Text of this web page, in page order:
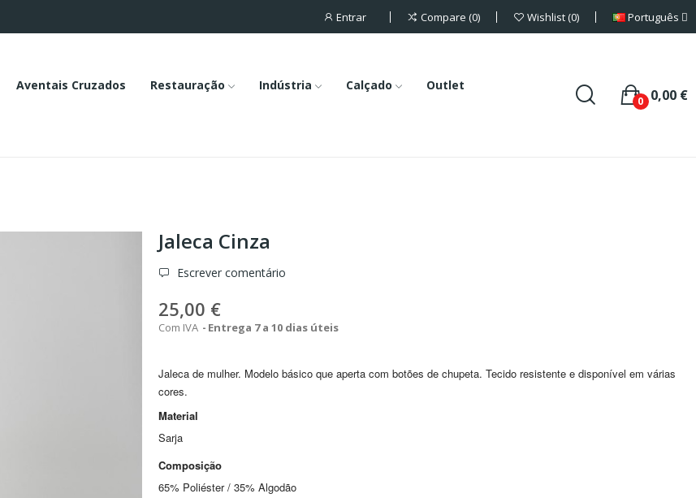
Entrar Compare 0 Wishlist 0 Português
Aventais Cruzados Restauração Indústria Calçado
Outlet
0,00 €
0
Jaleca Cinza
Escrever comentário
25,00 €
Com IVA Entrega 7 a 10 dias úteis
Jaleca de mulher. Modelo básico que aperta com botões de chupeta. Tecido resistente e disponível em várias
cores.
Material
Sarja
Composição
65% Poliéster / 35% Algodão